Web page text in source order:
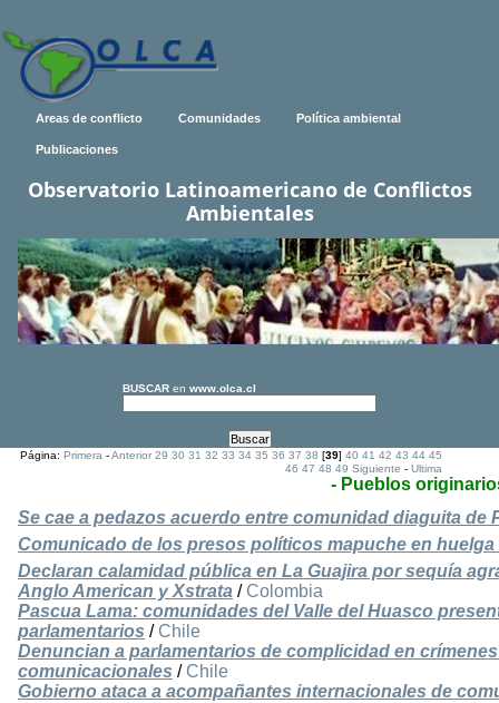
Areas de conflicto Comunidades Política ambiental
Publicaciones
Observatorio Latinoamericano de Conflictos
Ambientales
BUSCAR en www.olca.cl
Página:Primera -Anterior 29 30 31 32 33 34 35 36 37 38 [39]40 41 42 43 44 45
46 47 48 49 Siguiente -Ultima
- Pueblos
Se cae a pedazos acuerdo entre comunidad diaguita de
Comunicado de los presos políticos mapuche en huelga
Declaran calamidad pública en La Guajira por sequía
Anglo American y Xstrata / Colombia
Pascua Lama: comunidades del Valle del Huasco
parlamentarios / Chile
Denuncian a parlamentarios de complicidad en
comunicacionales / Chile
Gobierno ataca a acompañantes internacionales de